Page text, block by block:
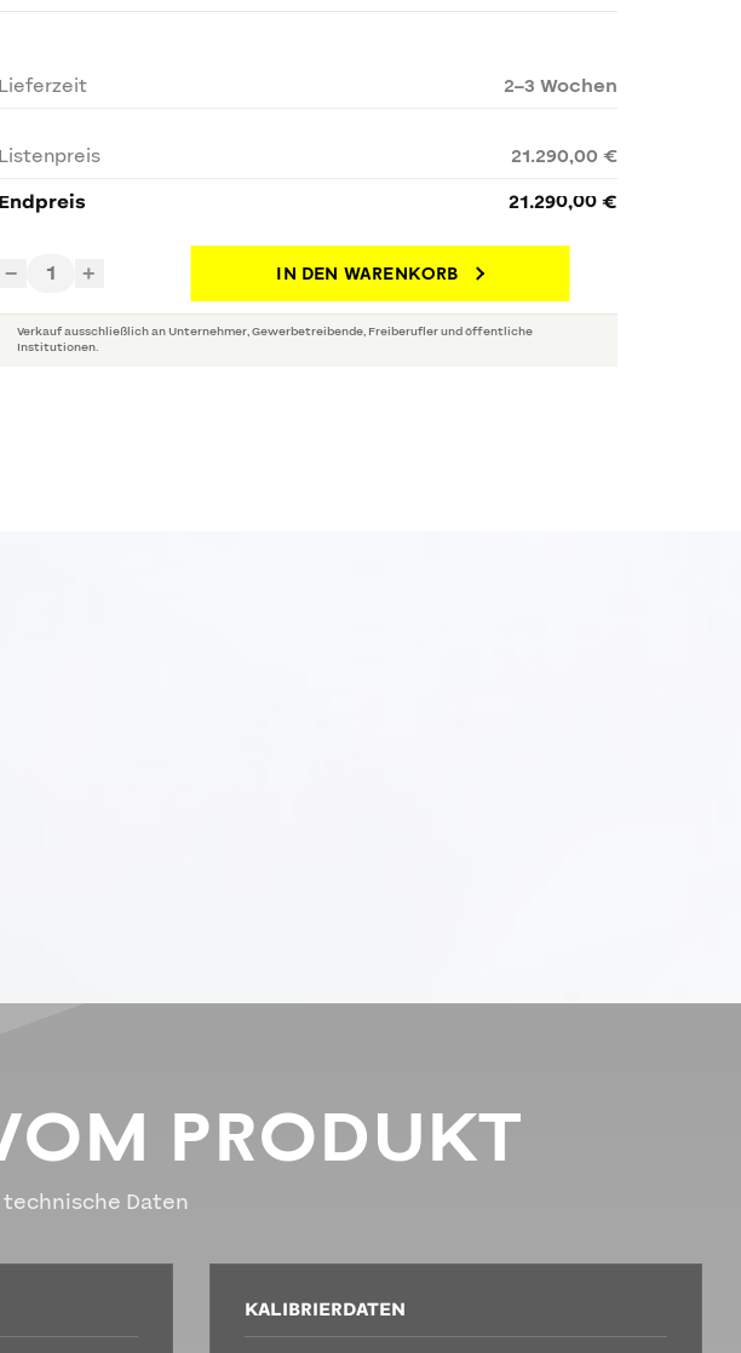
Lieferzeit 2–3 Wochen
Listenpreis
21.290,00 €
Endpreis
21.290,00 €
− 1 + IN DEN WARENKORB
Verkauf ausschließlich an Unternehmer, Gewerbetreibende, Freiberufler und öffentliche
Institutionen.
PRODUKT
Daten
KALIBRIERDATEN